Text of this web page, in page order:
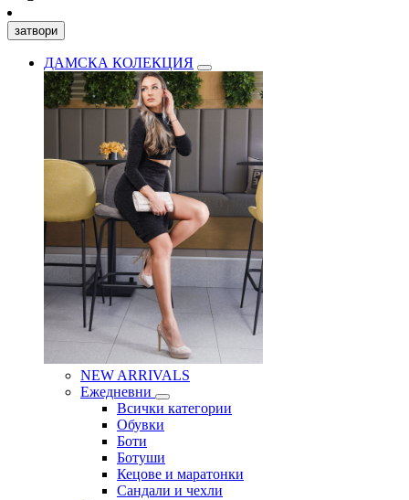
затвори
ДАМСКА КОЛЕКЦИЯ
NEW ARRIVALS
Ежедневни
Всички категории
Обувки
Боти
Ботуши
Кецове и маратонки
Сандали и чехли